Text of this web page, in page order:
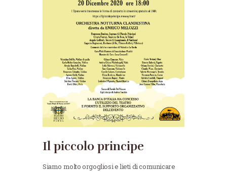
Il piccolo principe
Siamo molto orgogliosi e lieti di comunicare